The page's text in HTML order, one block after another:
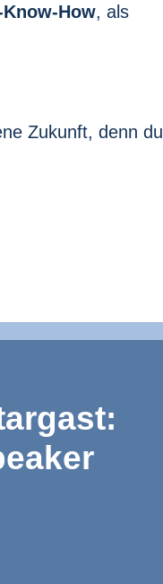
Know-How, als
Zukunft, denn du